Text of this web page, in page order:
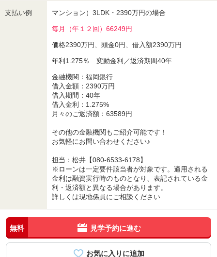
支払い例 マンション）3LDK・2390万円の場合
毎月（年１２回）66249円
価格2390万円、頭金0円、借入額2390万円
年利1.275％ 変動金利／返済期間40年
金融機関：福岡銀行
借入金額：2390万円
借入期間：40年
借入金利：1.275%
月々のご返済額：63589円
その他の金融機関もご紹介可能です！
お気軽にお問い合わせください♪
担当：松井【080-6533-6178】
※ローンは一定要件該当者が対象です。適用される
金利は融資実行時のものとなり、表記されている金
利・返済額と異なる場合があります。
詳しくは現地係員にご相談ください
無料 見学予約に進む